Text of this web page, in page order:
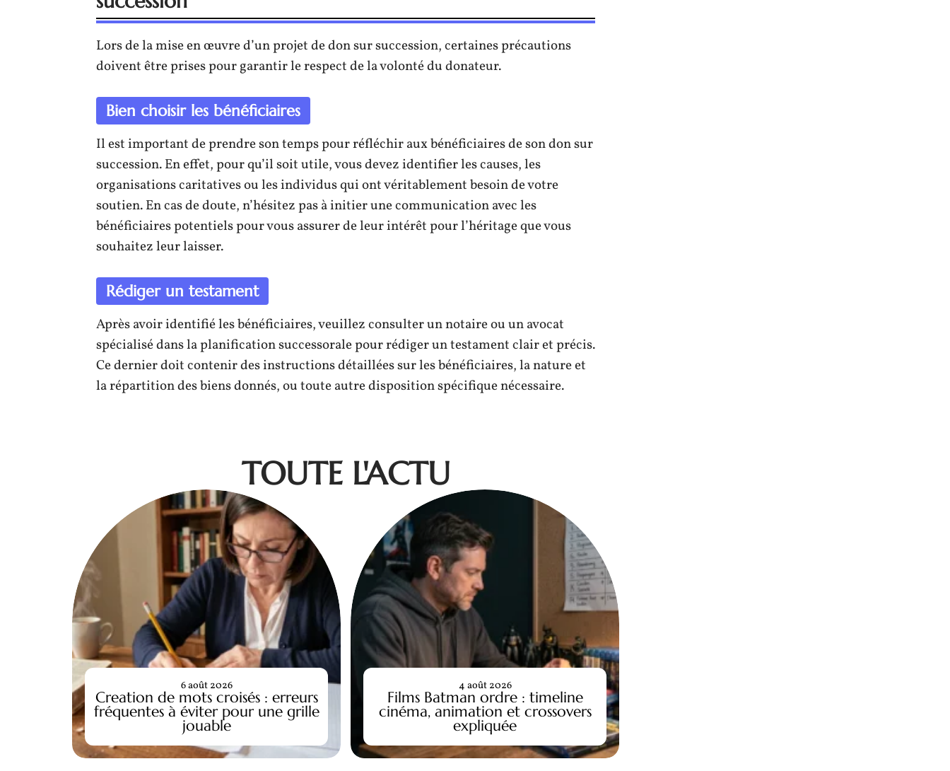
Lors de la mise en œuvre d’un projet de don sur succession, certaines précautions
doivent être prises pour garantir le respect de la volonté du donateur.
Bien choisir les bénéficiaires
Il est important de prendre son temps pour réfléchir aux bénéficiaires de son don sur
succession. En effet, pour qu’il soit utile, vous devez identifier les causes, les
organisations caritatives ou les individus qui ont véritablement besoin de votre
soutien. En cas de doute, n’hésitez pas à initier une communication avec les
bénéficiaires potentiels pour vous assurer de leur intérêt pour l’héritage que vous
souhaitez leur laisser.
Rédiger un testament
Après avoir identifié les bénéficiaires, veuillez consulter un notaire ou un avocat
spécialisé dans la planification successorale pour rédiger un testament clair et précis.
Ce dernier doit contenir des instructions détaillées sur les bénéficiaires, la nature et
la répartition des biens donnés, ou toute autre disposition spécifique nécessaire.
TOUTE L'ACTU
Creation de mots croisés : erreurs
fréquentes à éviter pour une grille
jouable
6 août 2026
Films Batman ordre : timeline
cinéma, animation et crossovers
expliquée
4 août 2026